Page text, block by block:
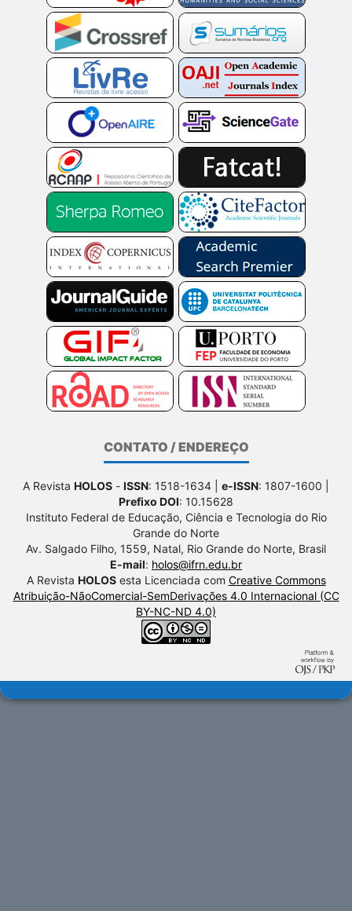
CONTATO / ENDEREÇO
A Revista HOLOS - ISSN: 1518-1634 | e-ISSN: 1807-1600 |
Prefixo DOI: 10.15628
Instituto Federal de Educação, Ciência e Tecnologia do Rio
Grande do Norte
Av. Salgado Filho, 1559, Natal, Rio Grande do Norte, Brasil
E-mail: holos@ifrn.edu.br
A Revista HOLOSesta Licenciada com Creative Commons
Atribuição-NãoComercial-SemDerivações 4.0 Internacional (CC
BY-NC-ND 4.0)